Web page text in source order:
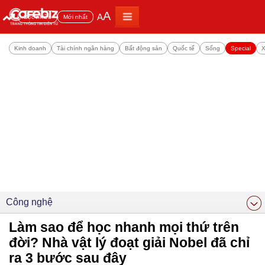
Đọc nhiều Mới nhất AA
Kinh doanh Tài chính ngân hàng Bất động sản Quốc tế Sống Special
Công nghệ
Làm sao để học nhanh mọi thứ trên
đời? Nhà vật lý đoạt giải Nobel đã chỉ
ra 3 bước sau đây